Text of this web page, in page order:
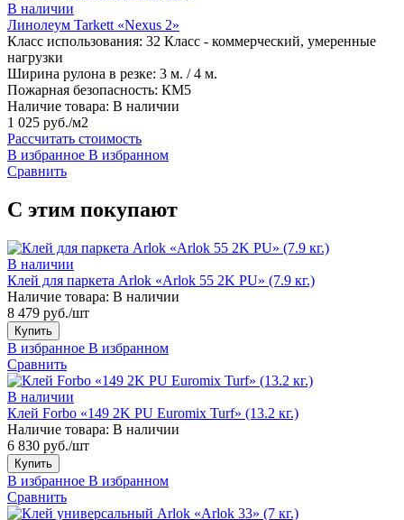
В наличии
Линолеум Tarkett «Nexus 2»
Класс использования: 32 Класс - коммерческий, умеренные
нагрузки
Ширина рулона в резке: 3 м. / 4 м.
Пожарная безопасность: КМ5
Наличие товара: В наличии
1 025 руб./м2
Рассчитать стоимость
В избранное В избранном
Сравнить
С этим покупают
В наличии
Клей для паркета Arlok «Arlok 55 2K PU» (7.9 кг.)
Наличие товара: В наличии
8 479 руб./шт
Купить
В избранное В избранном
Сравнить
В наличии
Клей Forbo «149 2K PU Euromix Turf» (13.2 кг.)
Наличие товара: В наличии
6 830 руб./шт
Купить
В избранное В избранном
Сравнить